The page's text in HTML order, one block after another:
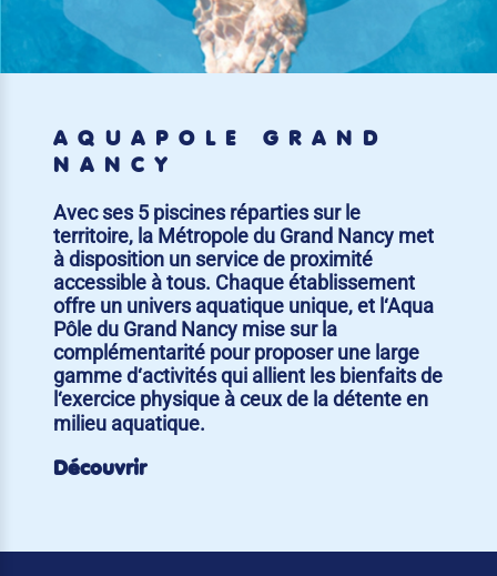
AQUAPÔLE GRAND
NANCY
Avec ses 5 piscines réparties sur le
territoire, la Métropole du Grand Nancy met
à disposition un service de proximité
accessible à tous. Chaque établissement
offre un univers aquatique unique, et l‘Aqua
Pôle du Grand Nancy mise sur la
complémentarité pour proposer une large
gamme d‘activités qui allient les bienfaits de
l‘exercice physique à ceux de la détente en
milieu aquatique.
Découvrir